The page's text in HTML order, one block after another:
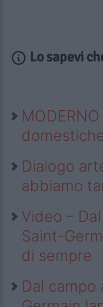
Lo sapevi
Dialogo
abbiamo
Video –
Saint-
di sempre
Dal campo